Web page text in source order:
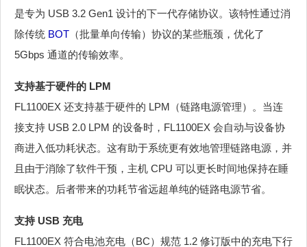
是专为 USB 3.2 Gen1 设计的下一代存储协议。该特性通过消
除传统 BOT （批量单向传输）协议的某些瓶颈，优化了
5Gbps 通道的传输效率。
支持基于硬件的 LPM
FL1100EX 还支持基于硬件的 LPM（链路电源管理）。当连
接支持 USB 2.0 LPM 的设备时，FL1100EX 会自动与设备协
商进入低功耗状态。这有助于系统更有效地管理链路电源，并
且由于消除了软件干预，主机 CPU 可以更长时间地保持在睡
眠状态。后者带来的功耗节省远超单纯的链路电源节省。
支持 USB 充电
FL1100EX 符合电池充电（BC）规范 1.2 修订版中的充电下行